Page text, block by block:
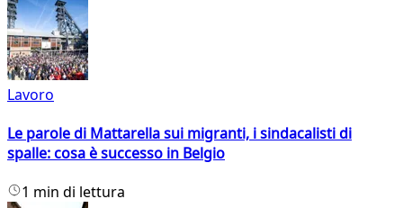
Lavoro
Le parole di Mattarella sui migranti, i sindacalisti di
spalle: cosa è successo in Belgio
1 min di lettura